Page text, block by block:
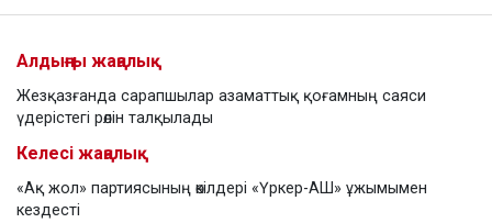
Алдыңғы жаңалық
Жезқазғанда сарапшылар азаматтық қоғамның саяси
үдерістегі рөлін талқылады
Келесі жаңалық
«Ақ жол» партиясының өкілдері «Үркер-АШ» ұжымымен
кездесті